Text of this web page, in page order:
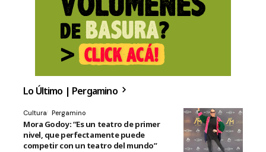
Lo Último | Pergamino
Cultura Pergamino
Mora Godoy: “Es un teatro de primer
nivel, que perfectamente puede
competir con un teatro del mundo”